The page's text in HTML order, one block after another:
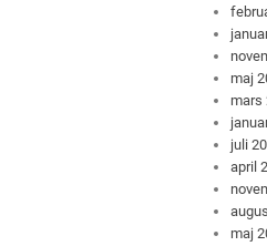
maj
mars
juli
april
maj